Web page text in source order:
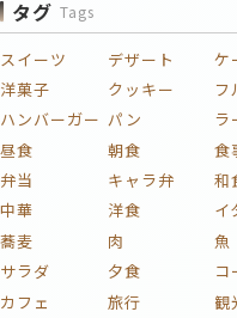
タグ Tags
スイーツ デザート ケ
洋菓子
クッキー フ
ハンバーガー パン ラ
昼食
朝食 食
弁当
キャラ弁 和
中華
洋食 イ
蕎麦
肉 魚
サラダ
夕食 コ
カフェ
旅行 観